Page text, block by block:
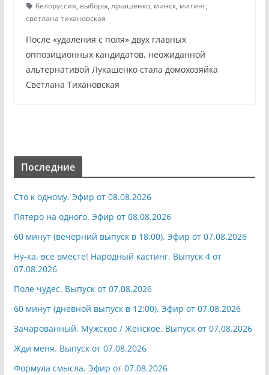
белоруссия, выборы, лукашенко, минск, митинг,
светлана тихановская
После «удаления с поля» двух главных
оппозиционных кандидатов, неожиданной
альтернативой Лукашенко стала домохозяйка
Светлана Тихановская
Последние
Сто к одному. Эфир от 08.08.2026
Пятеро на одного. Эфир от 08.08.2026
60 минут (вечерний выпуск в 18:00). Эфир от 07.08.2026
Ну-ка, все вместе! Народный кастинг. Выпуск 4 от
07.08.2026
Поле чудес. Выпуск от 07.08.2026
60 минут (дневной выпуск в 12:00). Эфир от 07.08.2026
Зачарованный. Мужское / Женское. Выпуск от 07.08.2026
Жди меня. Выпуск от 07.08.2026
Формула смысла. Эфир от 07.08.2026